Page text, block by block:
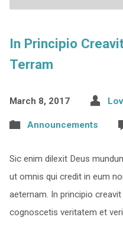
In Principio
Terram
March 8, 2017
Announcements
Sic enim dilexit Deus
ut omnis qui credit in eum
aeternam. In principio
cognoscetis veritatem et